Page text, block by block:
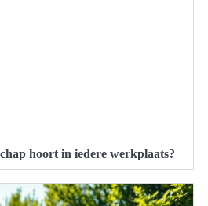
hoort in iedere werkplaats?